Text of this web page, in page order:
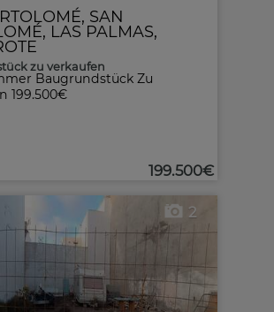
Baugrundstück Zu
199.500€
, SAN
, LAS PALMAS,
zu verkaufen
199.500€
2